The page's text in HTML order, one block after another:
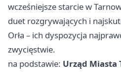
wcześniejsze starcie w
duet rozgrywających i
Orła – ich dyspozycja
zwycięstwie.
na podstawie: Urząd Miasta